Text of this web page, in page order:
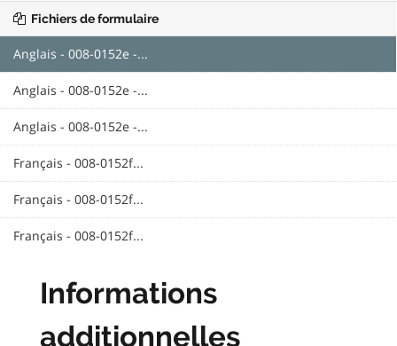
Fichiers de formulaire
Anglais - 008-0152e -...
Anglais - 008-0152e -...
Anglais - 008-0152e -...
Français - 008-0152f...
Français - 008-0152f...
Français - 008-0152f...
Informations
additionnelles